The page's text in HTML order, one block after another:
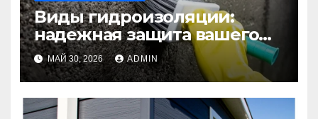
Виды гидроизоляции:
надежная защита вашего
строения от влаги
МАЙ 30, 2026 ADMIN